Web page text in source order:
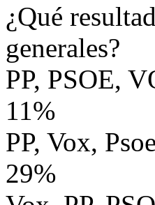
¿Qué
generales?
PP, PSOE,
11%
PP, Vox,
29%